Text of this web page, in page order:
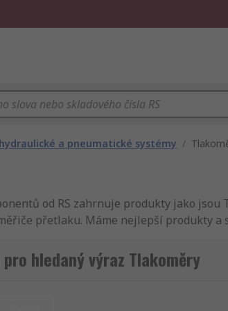
a pneumatické systémy /
od RS zahrnuje produkty jako jsou
přetlaku. Máme nejlepší produkty
přetlaku, elektrické a průmyslové
tlaku. RS jsou vždy v souladu s
kus, zajistíme, aby váš nákup -
hledaný výraz Tlakoměry